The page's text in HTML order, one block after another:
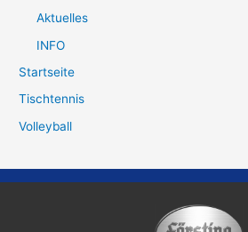
Aktuelles
INFO
Startseite
Tischtennis
Volleyball